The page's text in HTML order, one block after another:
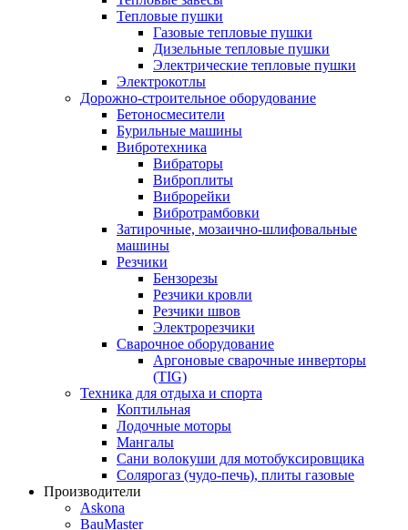
Тепловые пушки
Газовые тепловые пушки
Дизельные тепловые пушки
Электрические тепловые пушки
Электрокотлы
Дорожно-строительное оборудование
Бетоносмесители
Бурильные машины
Вибротехника
Вибраторы
Виброплиты
Виброрейки
Вибротрамбовки
Затирочные, мозаично-шлифовальные
машины
Резчики
Бензорезы
Резчики кровли
Резчики швов
Электрорезчики
Сварочное оборудование
Аргоновые сварочные инверторы
(TIG)
Техника для отдыха и спорта
Коптильная
Лодочные моторы
Мангалы
Сани волокуши для мотобуксировщика
Солярогаз (чудо-печь), плиты газовые
Производители
Askona
BauMaster